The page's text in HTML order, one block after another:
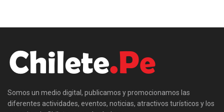
Somos un medio digital, publicamos y promocionamos las
diferentes actividades, eventos, noticias, atractivos turísticos y los